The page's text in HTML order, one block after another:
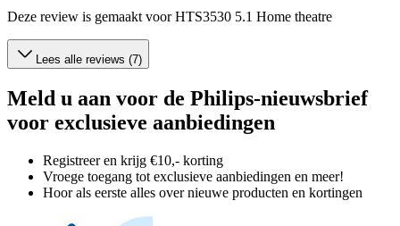
Deze review is gemaakt voor HTS3530 5.1 Home theatre
Lees alle reviews (7)
Meld u aan voor de Philips-nieuwsbrief
voor exclusieve aanbiedingen
Registreer en krijg €10,- korting
Vroege toegang tot exclusieve aanbiedingen en meer!
Hoor als eerste alles over nieuwe producten en kortingen